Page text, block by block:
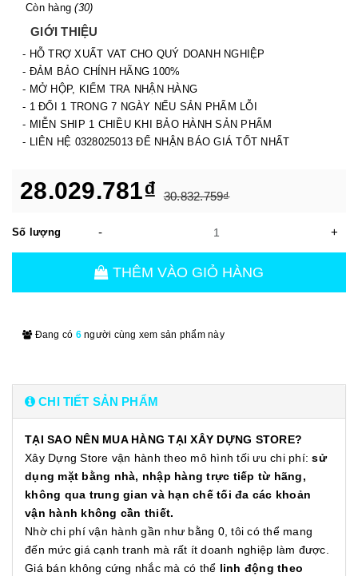
Còn hàng(30)
GIỚI THIỆU
- HỖ TRỢ XUẤT VAT CHO QUÝ DOANH NGHIỆP
- ĐẢM BẢO CHÍNH HÃNG 100%
- MỞ HỘP, KIỂM TRA NHẬN HÀNG
- 1 ĐỔI 1 TRONG 7 NGÀY NẾU SẢN PHẨM LỖI
- MIỄN SHIP 1 CHIỀU KHI BẢO HÀNH SẢN PHẨM
- LIÊN HỆ 0328025013 ĐỂ NHẬN BÁO GIÁ TỐT NHẤT
28.029.781₫ 30.832.759₫
Số lượng - +
THÊM VÀO GIỎ HÀNG
Đang có 6người cùng xem sản phẩm này
CHI TIẾT SẢN PHẨM
TẠI SAO NÊN MUA HÀNG TẠI XÂY DỰNG STORE?
Xây Dựng Store vận hành theo mô hình tối ưu chi phí:sử
dụng mặt bằng nhà, nhập hàng trực tiếp từ hãng,
không qua trung gian và hạn chế tối đa các khoản
vận hành không cần thiết.
Nhờ chi phí vận hành gần như bằng 0, tôi có thể mang
đến mức giá cạnh tranh mà rất ít doanh nghiệp làm được.
Giá bán không cứng nhắc mà có thể linh động theo